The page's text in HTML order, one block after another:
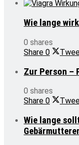
Wie lange
0 shares
Share 0
Zur Person –
0 shares
Share 0
Wie lange